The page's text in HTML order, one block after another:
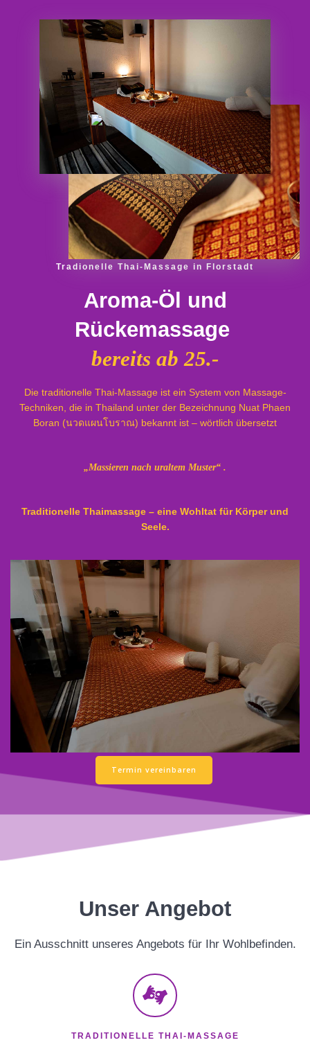
Tradionelle Thai-Massage in Florstadt
Aroma-Öl und
Rückemassage
bereits ab 25.-
Die traditionelle Thai-Massage ist ein System von Massage-
Techniken, die in Thailand unter der Bezeichnung Nuat Phaen
Boran (นวดแผนโบราณ) bekannt ist – wörtlich übersetzt
„Massieren nach uraltem Muster“ .
Traditionelle Thaimassage – eine Wohltat für Körper und
Seele.
Termin vereinbaren
Unser Angebot
Ein Ausschnitt unseres Angebots für Ihr Wohlbefinden.
TRADITIONELLE THAI-MASSAGE